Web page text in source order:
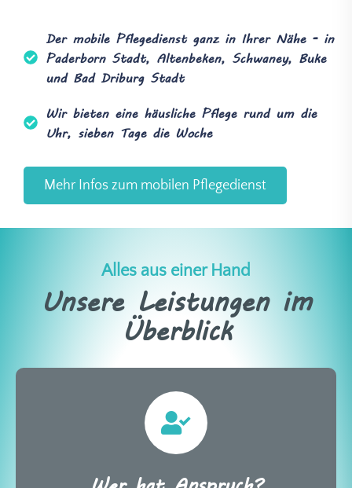
Der mobile Pflegedienst ganz in Ihrer Nähe - in
Paderborn Stadt, Altenbeken, Schwaney, Buke
und Bad Driburg Stadt
Wir bieten eine häusliche Pflege rund um die
Uhr, sieben Tage die Woche
Mehr Infos zum mobilen Pflegedienst
Alles aus einer Hand
Unsere Leistungen im
Überblick